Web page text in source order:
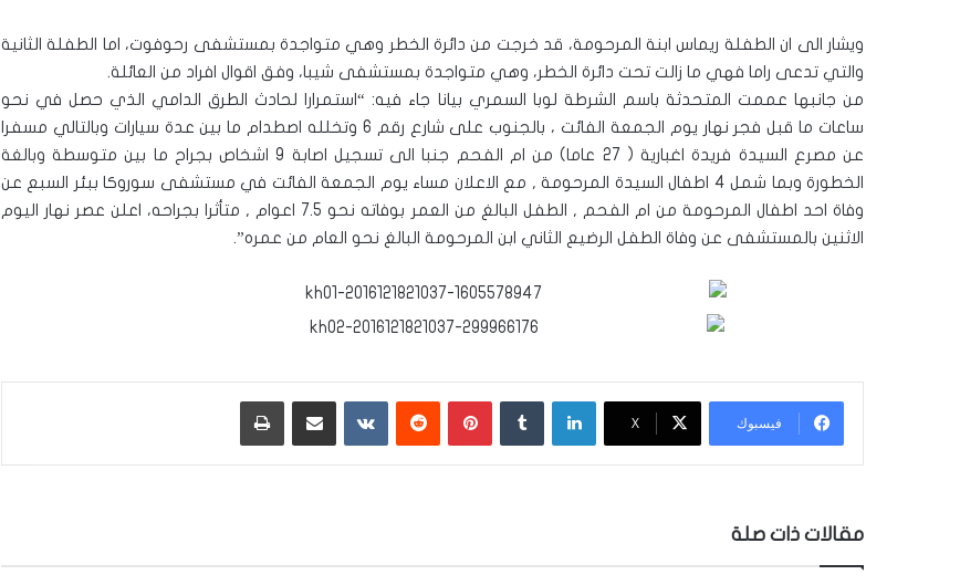
ويشار الى ان الطفلة ريماس ابنة المرحومة، قد خرجت من دائرة الخطر وهي متواجدة بمستشفى رحوفوت، اما الطفلة الثانية
والتي تدعى راما فهي ما زالت تحت دائرة الخطر، وهي متواجدة بمستشفى شيبا، وفق اقوال افراد من العائلة.
من جانبها عممت المتحدثة باسم الشرطة لوبا السمري بيانا جاء فيه: “استمرارا لحادث الطرق الدامي الذي حصل في نحو
ساعات ما قبل فجر نهار يوم الجمعة الفائت ، بالجنوب على شارع رقم 6 وتخلله اصطدام ما بين عدة سيارات وبالتالي مسفرا
عن مصرع السيدة فريدة اغبارية ( 27 عاما) من ام الفحم جنبا الى تسجيل اصابة 9 اشخاص بجراح ما بين متوسطة وبالغة
الخطورة وبما شمل 4 اطفال السيدة المرحومة , مع الاعلان مساء يوم الجمعة الفائت في مستشفى سوروكا ببئر السبع عن
وفاة احد اطفال المرحومة من ام الفحم , الطفل البالغ من العمر بوفاته نحو 7.5 اعوام , متأثرا بجراحه، اعلن عصر نهار اليوم
الاثنين بالمستشفى عن وفاة الطفل الرضيع الثاني ابن المرحومة البالغ نحو العام من عمره”.
فيسبوك ‫X
لينكدإن بينتيريست ‏VKontakte
مقالات ذات صلة